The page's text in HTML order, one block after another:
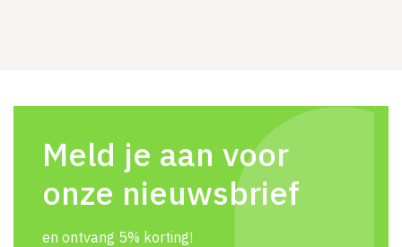
Meld je aan voor
onze nieuwsbrief
en ontvang 5% korting!